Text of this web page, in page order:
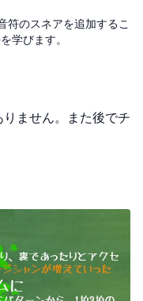
符のスネアを追加するこ
学びます。
構成されていることを
音符のスネアを追加す
るハイハットとスティ
てスティックがアルフ
ょう。「X」の形にして
くなってしまいます。
とで、スムーズに演奏す
ません。また後でチ